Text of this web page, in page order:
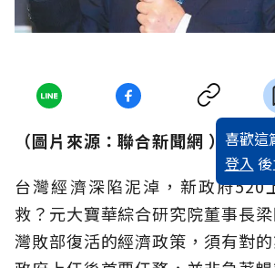
喜歡這
登入
（圖片來源：聯合新聞網 ）
台灣經濟深陷泥淖，新政府520
救？元大寶華綜合研究院董事長
灣敗部復活的經濟政策，須有對